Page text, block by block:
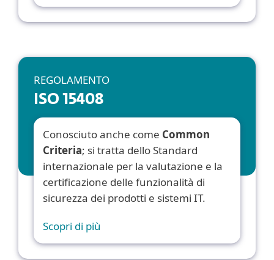
REGOLAMENTO
ISO 15408
Conosciuto anche come Common
Criteria; si tratta dello Standard
internazionale per la valutazione e la
certificazione delle funzionalità di
sicurezza dei prodotti e sistemi IT.
Scopri di più